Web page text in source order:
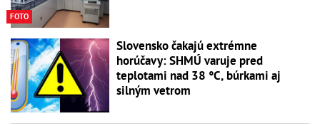
FOTO
Slovensko čakajú extrémne
horúčavy: SHMÚ varuje pred
teplotami nad 38 °C, búrkami aj
silným vetrom